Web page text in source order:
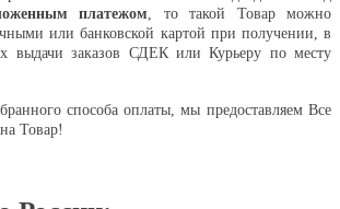
платежом , то такой Товар можно
или банковской картой при получении, в
выдачи заказов СДЕК или Курьеру по месту
способа оплаты, мы предоставляем Все
Товар!